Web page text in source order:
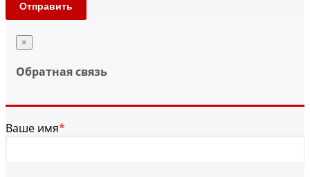
Отправить
×
Обратная связь
Ваше имя*